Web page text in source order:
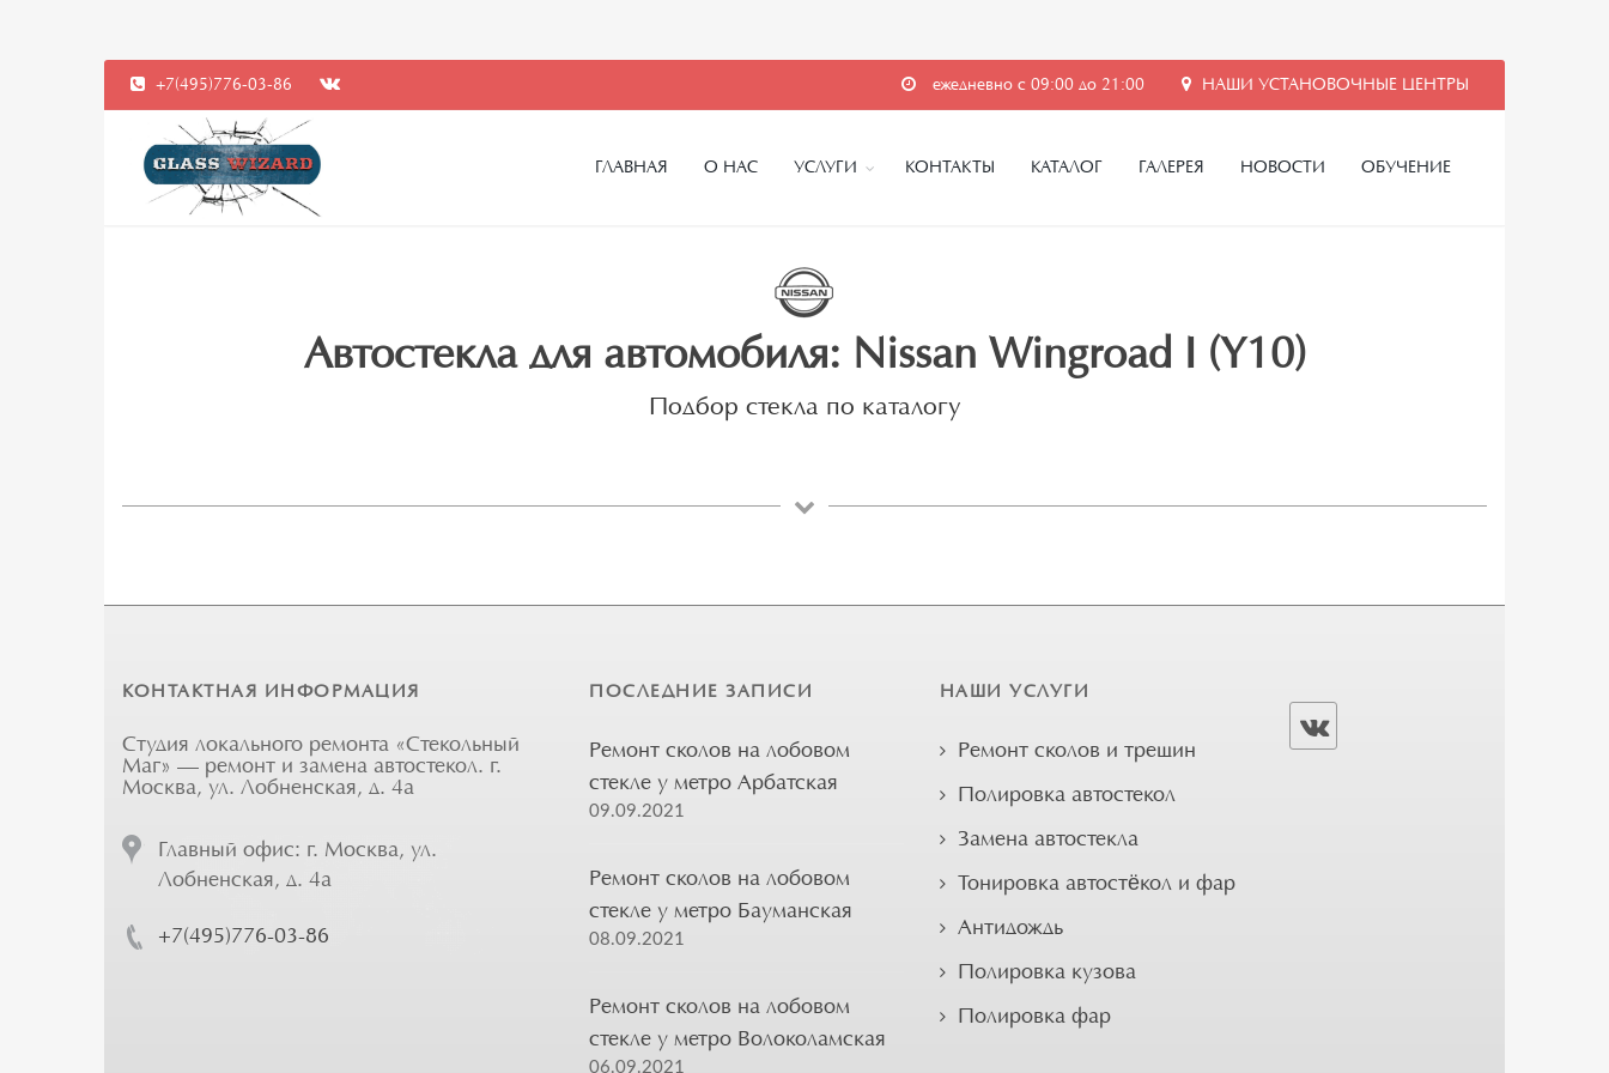
ежедневно с 09:00 до 21:00 НАШИ УСТАНОВОЧНЫЕ ЦЕНТРЫ
+7(495)776-03-86
ГЛАВНАЯ О НАС УСЛУГИ КОНТАКТЫ КАТАЛОГ ГАЛЕРЕЯ НОВОСТИ ОБУЧЕНИЕ
Автостекла для автомобиля: Nissan Wingroad I (Y10)
Подбор стекла по каталогу
КОНТАКТНАЯ ИНФОРМАЦИЯ
Студия локального ремонта «Стекольный
Маг» — ремонт и замена автостекол. г.
Москва, ул. Лобненская, д. 4а
Главный офис: г. Москва, ул.
Лобненская, д. 4а
+7(495)776-03-86
ПОСЛЕДНИЕ ЗАПИСИ
Ремонт сколов на лобовом
стекле у метро Арбатская
09.09.2021
Ремонт сколов на лобовом
стекле у метро Бауманская
08.09.2021
Ремонт сколов на лобовом
стекле у метро Волоколамская
06.09.2021
НАШИ УСЛУГИ
Ремонт сколов и трещин
Полировка автостекол
Замена автостекла
Тонировка автостёкол и фар
Антидождь
Полировка кузова
Полировка фар